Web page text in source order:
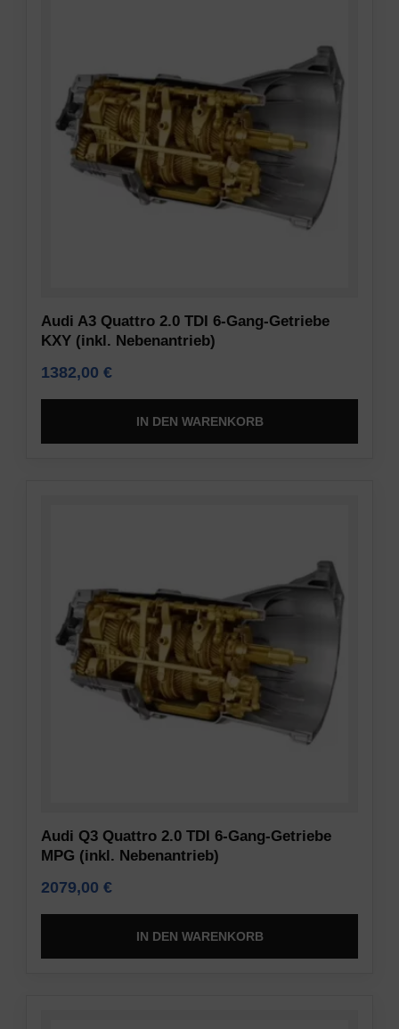
Audi A3 Quattro 2.0 TDI 6-Gang-Getriebe
KXY (inkl. Nebenantrieb)
1382,00 €
IN DEN WARENKORB
Audi Q3 Quattro 2.0 TDI 6-Gang-Getriebe
MPG (inkl. Nebenantrieb)
2079,00 €
IN DEN WARENKORB